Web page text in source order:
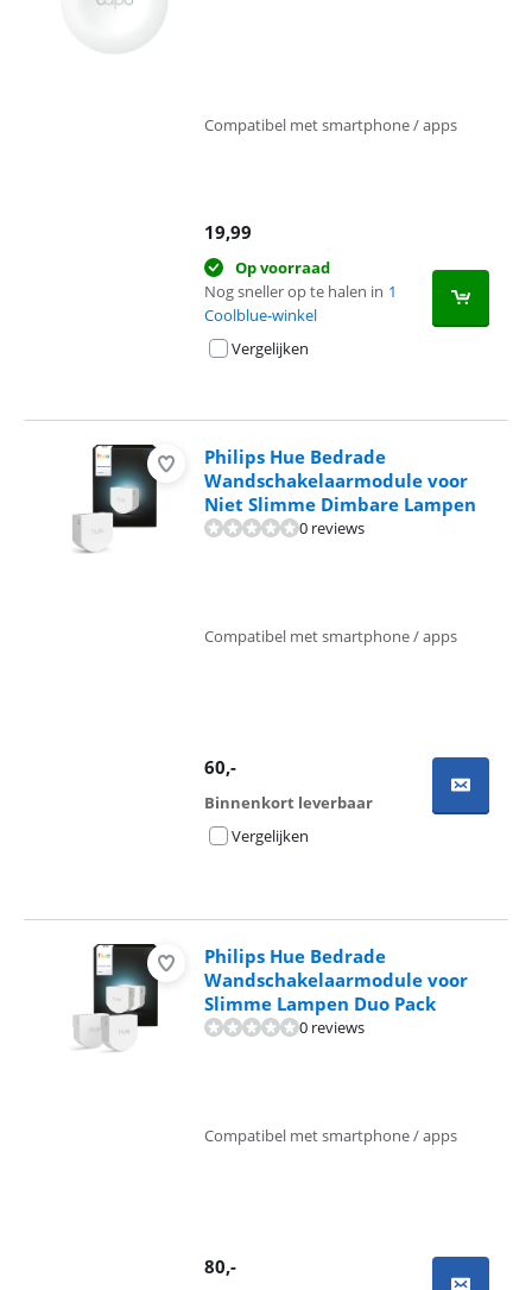
Compatibel met smartphone / apps
19,99
Op voorraad
Nog sneller op te halen in 1
Coolblue-winkel
Vergelijken
Philips Hue Bedrade
Wandschakelaarmodule voor
Niet Slimme Dimbare Lampen
0 reviews
Compatibel met smartphone / apps
60,-
Binnenkort leverbaar
Vergelijken
Philips Hue Bedrade
Wandschakelaarmodule voor
Slimme Lampen Duo Pack
0 reviews
Compatibel met smartphone / apps
80,-